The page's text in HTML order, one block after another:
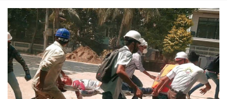
2021-
03-
politics-
protest.jpg